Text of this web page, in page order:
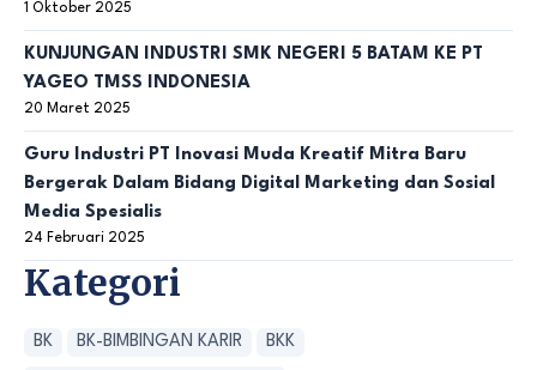
1 Oktober 2025
KUNJUNGAN INDUSTRI SMK NEGERI 5 BATAM KE PT
YAGEO TMSS INDONESIA
20 Maret 2025
Guru Industri PT Inovasi Muda Kreatif Mitra Baru
Bergerak Dalam Bidang Digital Marketing dan Sosial
Media Spesialis
24 Februari 2025
Kategori
BK BK-BIMBINGAN KARIR BKK